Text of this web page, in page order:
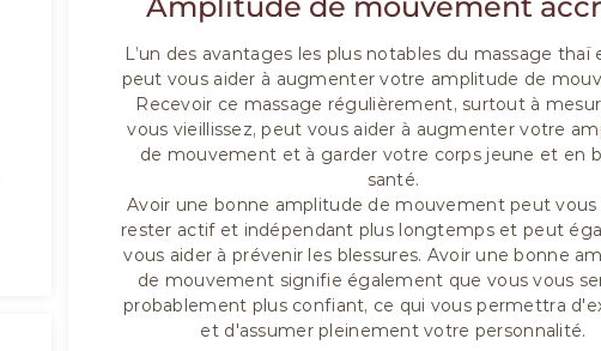
L’un des avantages les plus notables du massage thaï
peut vous aider à augmenter votre amplitude de
Recevoir ce massage régulièrement, surtout à
vous vieillissez, peut vous aider à augmenter votre
de mouvement et à garder votre corps jeune et en
santé.
Avoir une bonne amplitude de mouvement peut vous
rester actif et indépendant plus longtemps et peut
vous aider à prévenir les blessures. Avoir une bonne
de mouvement signifie également que vous vous
probablement plus confiant, ce qui vous permettra
et d'assumer pleinement votre personnalité.